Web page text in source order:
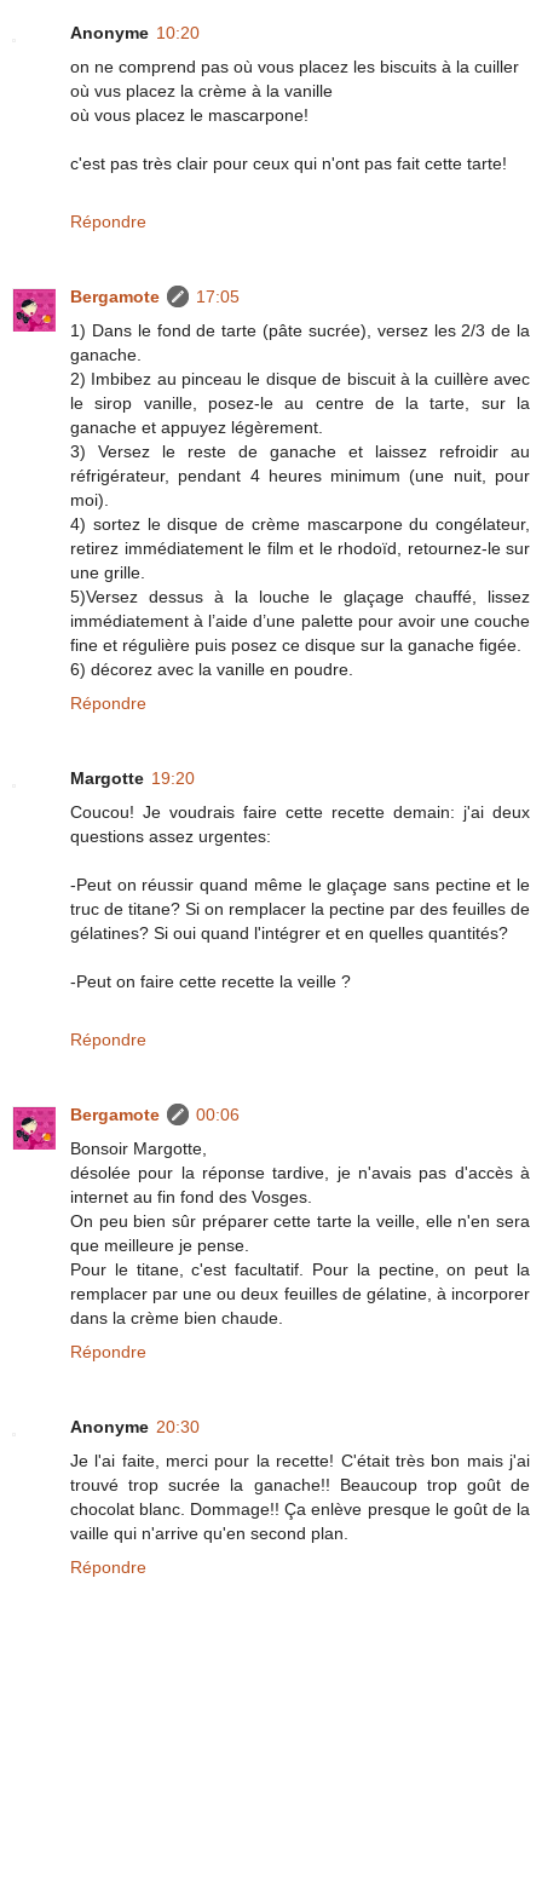
Anonyme 10:20
on ne comprend pas où vous placez les biscuits à la cuiller
où vus placez la crème à la vanille
où vous placez le mascarpone!
c'est pas très clair pour ceux qui n'ont pas fait cette tarte!
Répondre
Bergamote
17:05
1) Dans le fond de tarte (pâte sucrée), versez les 2/3 de la
ganache.
2) Imbibez au pinceau le disque de biscuit à la cuillère avec
le sirop vanille, posez-le au centre de la tarte, sur la
ganache et appuyez légèrement.
3) Versez le reste de ganache et laissez refroidir au
réfrigérateur, pendant 4 heures minimum (une nuit, pour
moi).
4) sortez le disque de crème mascarpone du congélateur,
retirez immédiatement le film et le rhodoïd, retournez-le sur
une grille.
5)Versez dessus à la louche le glaçage chauffé, lissez
immédiatement à l’aide d’une palette pour avoir une couche
fine et régulière puis posez ce disque sur la ganache figée.
6) décorez avec la vanille en poudre.
Répondre
Margotte 19:20
Coucou! Je voudrais faire cette recette demain: j'ai deux
questions assez urgentes:
-Peut on réussir quand même le glaçage sans pectine et le
truc de titane? Si on remplacer la pectine par des feuilles de
gélatines? Si oui quand l'intégrer et en quelles quantités?
-Peut on faire cette recette la veille ?
Répondre
Bergamote
00:06
Bonsoir Margotte,
désolée pour la réponse tardive, je n'avais pas d'accès à
internet au fin fond des Vosges.
On peu bien sûr préparer cette tarte la veille, elle n'en sera
que meilleure je pense.
Pour le titane, c'est facultatif. Pour la pectine, on peut la
remplacer par une ou deux feuilles de gélatine, à incorporer
dans la crème bien chaude.
Répondre
Anonyme 20:30
Je l'ai faite, merci pour la recette! C'était très bon mais j'ai
trouvé trop sucrée la ganache!! Beaucoup trop goût de
chocolat blanc. Dommage!! Ça enlève presque le goût de la
vaille qui n'arrive qu'en second plan.
Répondre